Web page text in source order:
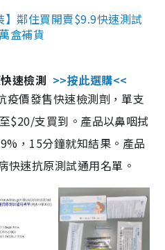
鄰住買開賣$9.9快速測試
盒補貨
速檢測 >>按此選購<<
疫價發售快速檢測劑，單支
$20/支買到。產品以鼻咽拭
，15分鐘就知結果。產品
快速抗原測試通用名單。